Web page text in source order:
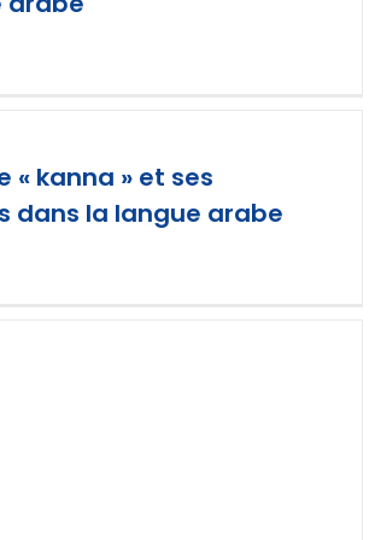
« kanna » et ses
dans la langue arabe